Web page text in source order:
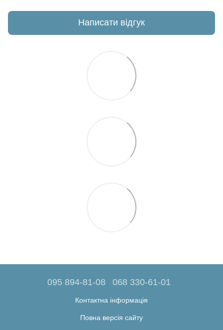
Написати відгук
095 894-81-08 068 330-61-01
Контактна інформація
Повна версія сайту